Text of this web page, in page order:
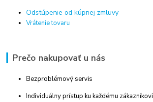
Odstúpenie od kúpnej zmluvy
Vrátenie tovaru
Prečo nakupovať u nás
Bezproblémový servis
Individuálny prístup ku každému zákazníkovi